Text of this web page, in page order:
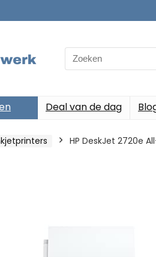
Search
for:
Deal van de dag
HP DeskJet 2720e